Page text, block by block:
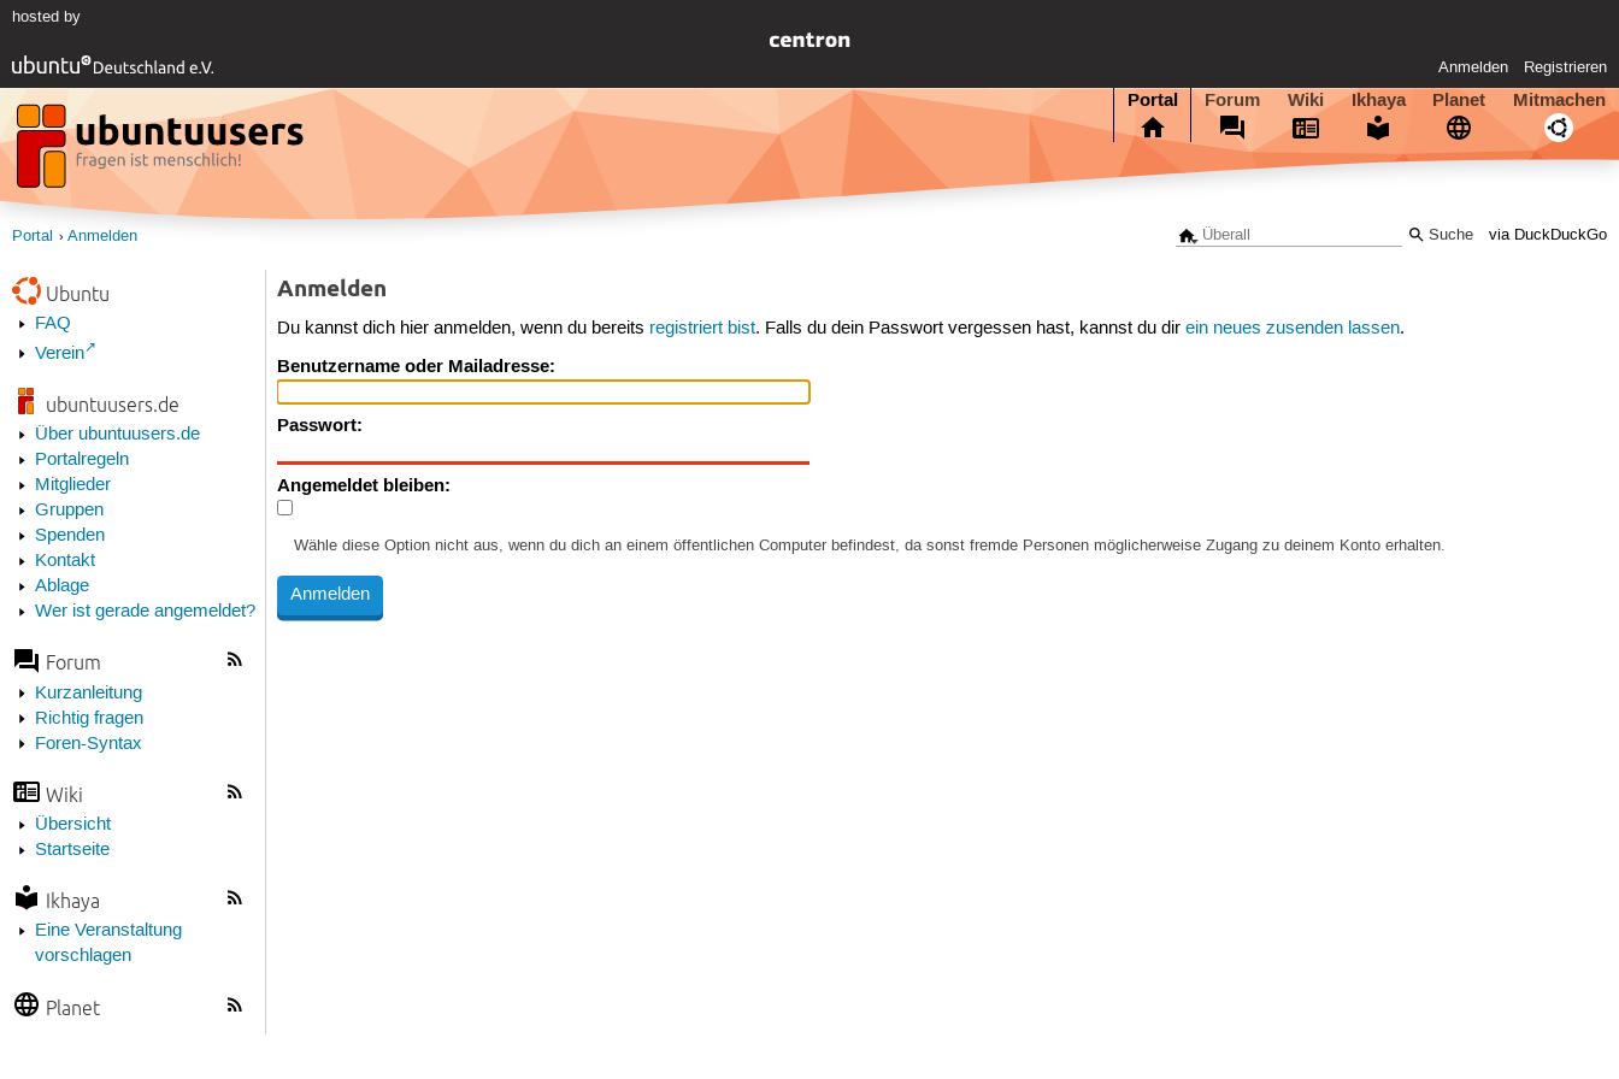
hosted by
Anmelden Registrieren
Portal Forum Wiki Ikhaya Planet Mitmachen
via DuckDuckGo
Portal Anmelden
Ubuntu
FAQ
Verein
ubuntuusers.de
Über ubuntuusers.de
Portalregeln
Mitglieder
Gruppen
Spenden
Kontakt
Ablage
Wer ist gerade angemeldet?
Forum
Kurzanleitung
Richtig fragen
Foren-Syntax
Wiki
Übersicht
Startseite
Ikhaya
Eine Veranstaltung
vorschlagen
Planet
Anmelden
Du kannst dich hier anmelden, wenn du bereits registriert bist. Falls du dein Passwort vergessen hast, kannst du direin neues zusenden lassen.
Benutzername oder Mailadresse:
Passwort:
Angemeldet bleiben:
Wähle diese Option nicht aus, wenn du dich an einem öffentlichen Computer befindest, da sonst fremde Personen möglicherweise Zugang zu deinem Konto erhalten.